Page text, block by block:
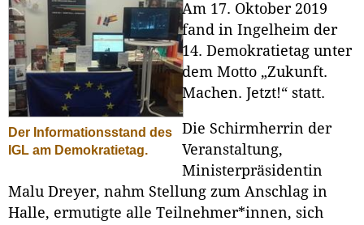
Der Informationsstand des
IGL am Demokratietag.
Am 17. Oktober 2019
fand in Ingelheim der
14. Demokratietag unter
dem Motto „Zukunft.
Machen. Jetzt!“ statt.
Die Schirmherrin der
Veranstaltung,
Ministerpräsidentin
Malu Dreyer, nahm Stellung zum Anschlag in
Halle, ermutigte alle Teilnehmer*innen, sich